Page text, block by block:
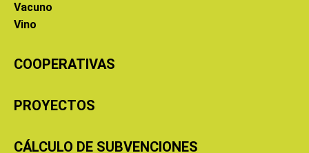
Vacuno
Vino
COOPERATIVAS
PROYECTOS
CÁLCULO DE SUBVENCIONES